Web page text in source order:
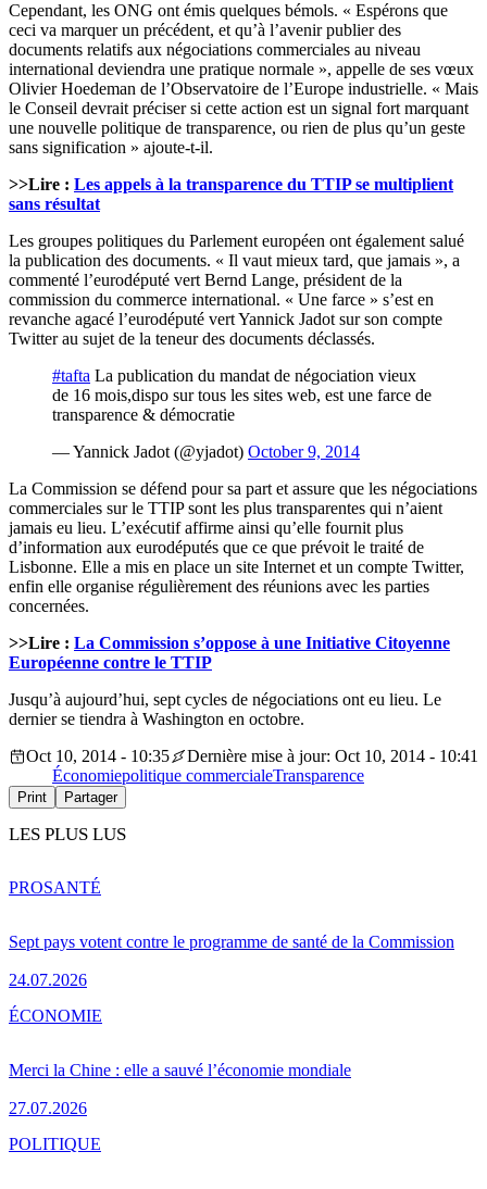
Cependant, les ONG ont émis quelques bémols. « Espérons que
ceci va marquer un précédent, et qu’à l’avenir publier des
documents relatifs aux négociations commerciales au niveau
international deviendra une pratique normale », appelle de ses vœux
Olivier Hoedeman de l’Observatoire de l’Europe industrielle. « Mais
le Conseil devrait préciser si cette action est un signal fort marquant
une nouvelle politique de transparence, ou rien de plus qu’un geste
sans signification » ajoute-t-il.
>>Lire : Les appels à la transparence du TTIP se multiplient
sans résultat
Les groupes politiques du Parlement européen ont également salué
la publication des documents. « Il vaut mieux tard, que jamais », a
commenté l’eurodéputé vert Bernd Lange, président de la
commission du commerce international. « Une farce » s’est en
revanche agacé l’eurodéputé vert Yannick Jadot sur son compte
Twitter au sujet de la teneur des documents déclassés.
#tafta La publication du mandat de négociation vieux
de 16 mois,dispo sur tous les sites web, est une farce de
transparence & démocratie
— Yannick Jadot (@yjadot) October 9, 2014
La Commission se défend pour sa part et assure que les négociations
commerciales sur le TTIP sont les plus transparentes qui n’aient
jamais eu lieu. L’exécutif affirme ainsi qu’elle fournit plus
d’information aux eurodéputés que ce que prévoit le traité de
Lisbonne. Elle a mis en place un site Internet et un compte Twitter,
enfin elle organise régulièrement des réunions avec les parties
concernées.
>>Lire : La Commission s’oppose à une Initiative Citoyenne
Européenne contre le TTIP
Jusqu’à aujourd’hui, sept cycles de négociations ont eu lieu. Le
dernier se tiendra à Washington en octobre.
Oct 10, 2014 - 10:35
Dernière mise à jour: Oct 10, 2014 - 10:41
Économiepolitique commercialeTransparence
Print Partager
LES PLUS LUS
Sept pays votent contre le programme de santé de la Commission
24.07.2026
PROSANTÉ
Merci la Chine : elle a sauvé l’économie mondiale
27.07.2026
ÉCONOMIE
POLITIQUE